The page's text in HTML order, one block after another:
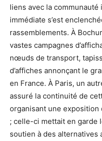
liens avec la
immédiate s’est
rassemblements. À
vastes campagnes
nœuds de transport,
d’affiches annonçant le
en France. À Paris, un
assuré la continuité de
organisant une exposition
; celle-ci mettait en garde
soutien à des alternatives